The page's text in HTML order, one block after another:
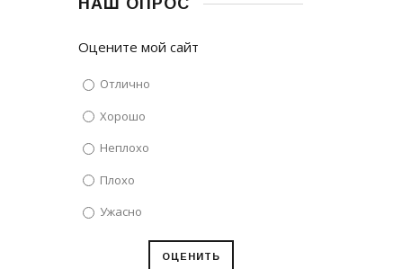
НАШ ОПРОС
Оцените мой сайт
Отлично
Хорошо
Неплохо
Плохо
Ужасно